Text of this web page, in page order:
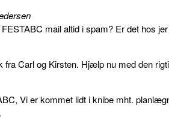
mail altid i spam? Er det hos
fra Carl og Kirsten. Hjælp nu med den
Vi er kommet lidt i knibe mht.